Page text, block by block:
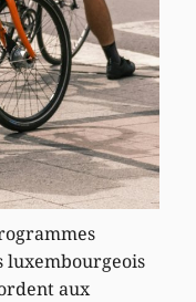
luxembourgeois
aux